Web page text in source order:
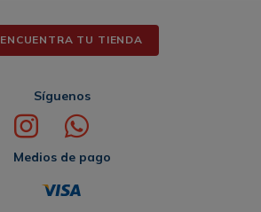
ENCUENTRA TU TIENDA
Síguenos
Medios de pago